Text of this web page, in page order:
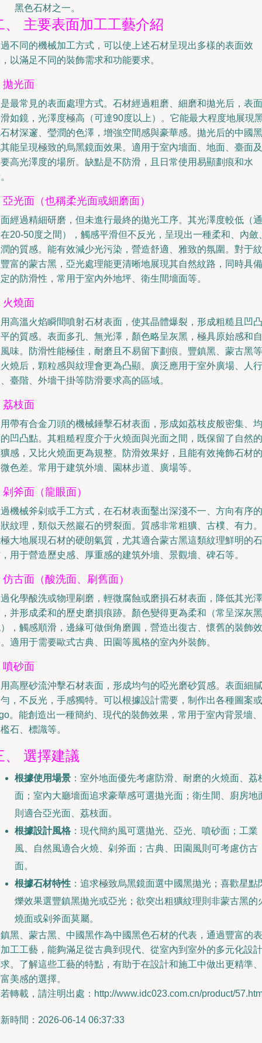
黑色石材之一。
、 主要表面加工工藝介紹
不同的機械加工方式，可以使上述石材呈現出多樣的表面效
以滿足不同的裝飾需求和功能要求。
拋光面
最常見的表面處理方式。石材經過粗磨、細磨和拋光后，表面
如鏡，光澤度極高（可達90度以上）。它能最大程度地展現
材深邃、瑩潤的色澤，增強空間感與豪華感。拋光后的中國黑
能呈現極致的烏黑鏡面效果。適用于室內墻面、地面、臺面及
高光澤度的場所。缺點是不防滑，且日常使用易顯劃痕和水
亞光面（也稱柔光面或細磨面）
經過精細研磨，但未進行最終的拋光工序。其光澤度較低（通
20-50度之間），觸感平滑但不反光，呈現出一種柔和、內斂
的質感。能有效減少光污染，營造舒適、雅致的氛圍。對于紋
富的蒙古黑，亞光處理能更清晰地展現其自然紋路，同時具備
的防滑性，常用于室內外地坪、衛生間墻面等。
火燒面
高溫火焰瞬間噴射石材表面，使其晶體爆裂，形成粗糙且凹凸
的質感。表面多孔、無光澤，顏色略呈灰黑，極具原始感和自
味。防滑性能極佳，耐磨且不易留下劃痕。豐鎮黑、蒙古黑等
燒后，顆粒感與紋理會更為凸顯。廣泛應用于室外廣場、人行
臺階、外墻干掛等防滑要求高的區域。
荔枝面
帶有合金刀頭的機械錘擊石材表面，形成如荔枝皮般密集、均
凹凸點。其粗糙程度介于火燒面與光面之間，既保留了自然的
感，又比火燒面更為規整。防滑效果好，且能有效掩飾石材的
色差。常用于建筑外墻、園林步道、廣場等。
剁斧面（龍眼面）
機械斧剁或手工方式，在石材表面鑿出深淺不一、方向有序的
紋理，類似天然巖石的劈裂面。質感非常粗獷、古樸、有力。
大地展現石材的硬朗氣質，尤其適合蒙古黑這類紋理鮮明的石
用于營造歷史感、厚重感的建筑外墻、景觀墻、碑石等。
仿古面（酸洗面、刷舊面）
化學酸洗或物理刷磨，輕微腐蝕或磨損石材表面，降低其光澤
并形成柔和的歷史磨損痕跡。顏色變得更為柔和（常呈深灰黑
，觸感順滑，邊緣可做倒角磨圓，營造出復古、懷舊的裝飾效
適用于需要歐式古典、田園等風格的室內外裝飾。
噴砂面
高壓砂流沖擊石材表面，形成均勻的啞光磨砂質感。表面細膩
，不反光，手感獨特。可以根據設計需要，制作出各種圖案或
。能創造出一種簡約、現代的裝飾效果，常用于室內背景墻、
石、標識等。
、 選擇建議
根據使用場景 ：室外地面優先考慮防滑、耐磨的火燒面、荔
面；室內大廳墻面追求豪華感可選拋光面；衛生間、廚房地
則適合亞光面、荔枝面。
根據設計風格 ：現代簡約風可選拋光、亞光、噴砂面；工業
風、自然風適合火燒、剁斧面；古典、田園風則可考慮仿古
面。
根據石材特性 ：追求極致烏黑鏡面選中國黑拋光；喜歡星點
爍效果選豐鎮黑拋光或亞光；欲突出粗獷紋理則非蒙古黑的
燒面或剁斧面莫屬。
黑、蒙古黑、中國黑作為中國黑色石材的代表，通過豐富的表
工工藝，能夠滿足從古典到現代、從室內到室外的多元化設計
。了解這些工藝的特點，有助于在設計和施工中做出更精準、
美感的選擇。
轉載，請注明出處：http://www.idc023.com.cn/product/
時間：2026-06-14 06:37:33